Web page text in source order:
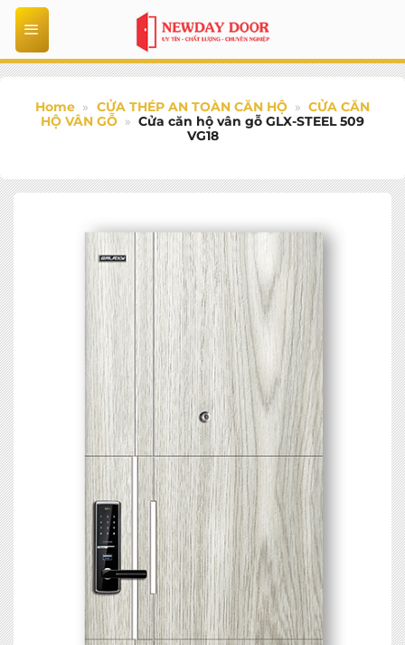
Bỏ
qua
nội
dung
Home » CỬA THÉP AN TOÀN CĂN HỘ » CỬA CĂN
HỘ VÂN GỖ » Cửa căn hộ vân gỗ GLX-STEEL 509
VG18